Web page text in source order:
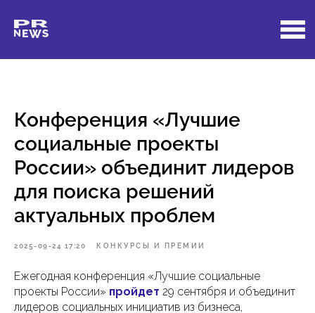
Конференция «Лучшие
социальные проекты
России» объединит лидеров
для поиска решений
актуальных проблем
2025-09-24 17:20 КОНКУРСЫ И ПРЕМИИ
Ежегодная конференция «Лучшие социальные
проекты России» пройдет 29 сентября и объединит
лидеров социальных инициатив из бизнеса,